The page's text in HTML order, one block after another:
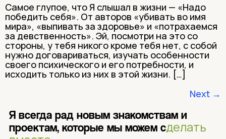
Самое глупое, что Я слышал в жизни — «Надо
победить себя». От авторов «убивать во имя
мира», «выпивать за здоровье» и «потрахаемся
за девственность». Эй, посмотри на это со
стороны, у тебя никого кроме тебя нет, с собой
нужно договариваться, изучать особенности
своего психического и его потребности, и
исходить только из них в этой жизни. […]
Next →
Я всегда рад новым знакомствам и
проектам, которые мы можем сделать